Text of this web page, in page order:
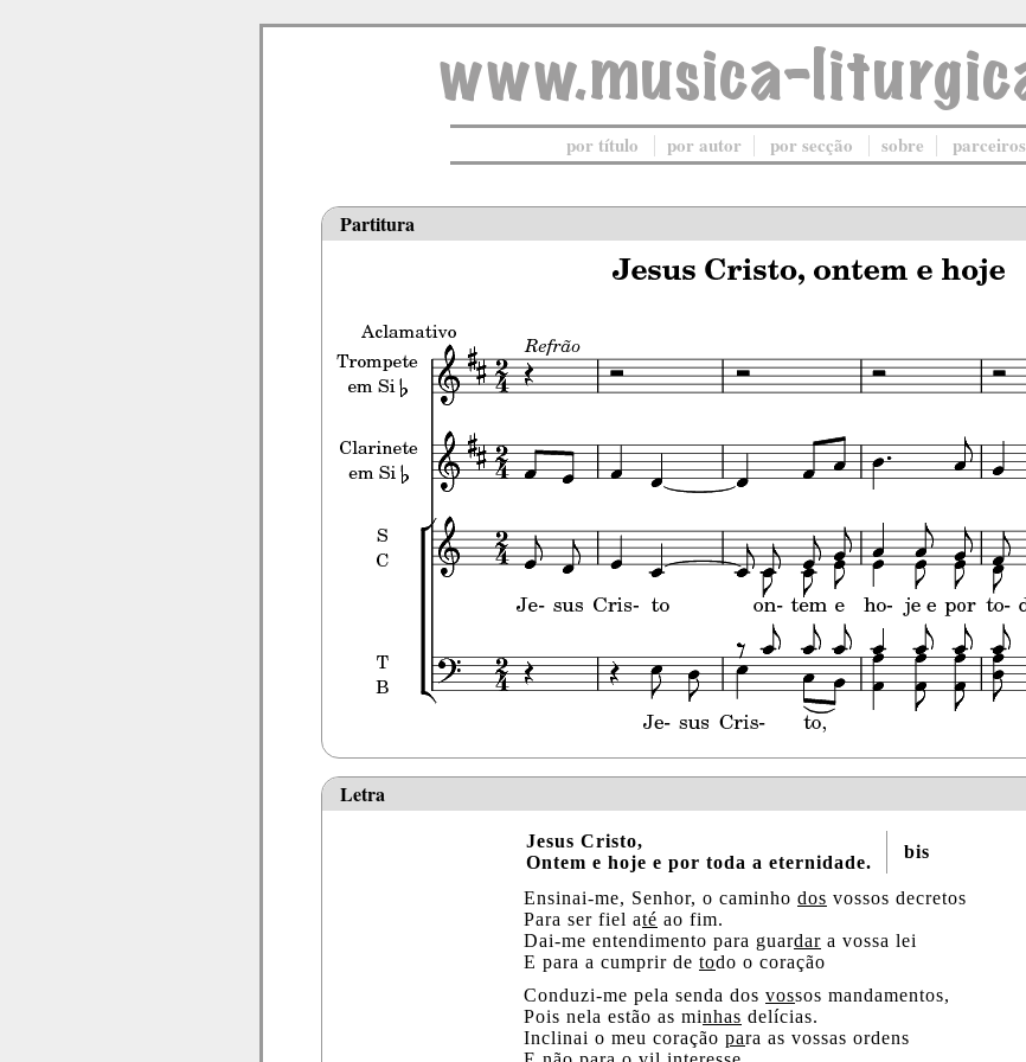
por título por autor por secção sobre parceiros
Partitura
Letra
Jesus Cristo,
Ontem e hoje e por toda a eternidade.
bis
Ensinai-me, Senhor, o caminho dos vossos decretos
Para ser fiel até ao fim.
Dai-me entendimento para guardar a vossa lei
E para a cumprir de todo o coração
Conduzi-me pela senda dos vossos mandamentos,
Pois nela estão as minhas delícias.
Inclinai o meu coração para as vossas ordens